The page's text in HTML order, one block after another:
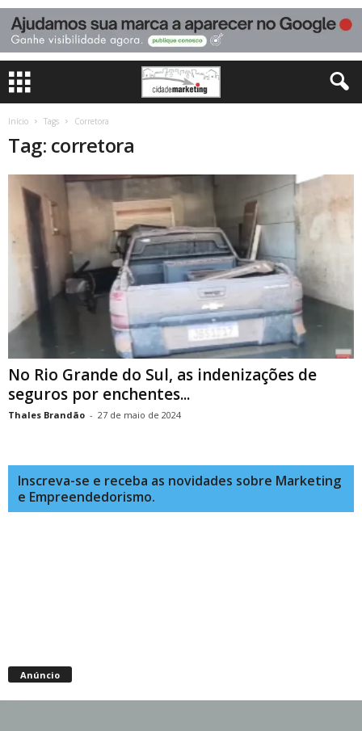
Início Tags Corretora
Tag: corretora
No Rio Grande do Sul, as indenizações de
seguros por enchentes...
Thales Brandão - 27 de maio de 2024
Inscreva-se e receba as novidades sobre Marketing
e Empreendedorismo.
Anúncio